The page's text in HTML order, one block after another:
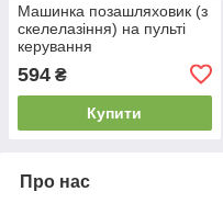
Машинка позашляховик (з
скелелазіння) на пульті
керування
594 ₴
Купити
Про нас